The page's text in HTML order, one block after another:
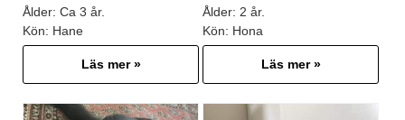
Ålder: Ca 3 år.
Kön: Hane
Läs mer »
Ålder: 2 år.
Kön: Hona
Läs mer »